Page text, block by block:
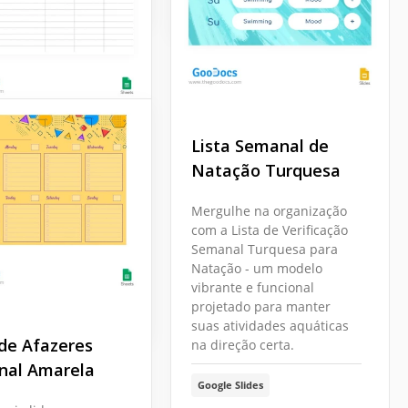
de tarefas
cinza
realizar toda
Afazeres
Amarela
Lista Semanal de
Natação Turquesa
Mergulhe na organização
com a Lista de Verificação
Semanal Turquesa para
Natação - um modelo
vibrante e funcional
projetado para manter
suas atividades aquáticas
na direção certa.
Google Slides